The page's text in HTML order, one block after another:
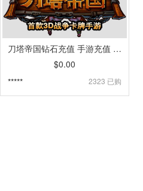
刀塔帝国钻石充值 手游充值 IOS系统 [自动发货]
$0.00
*****
2323 已购